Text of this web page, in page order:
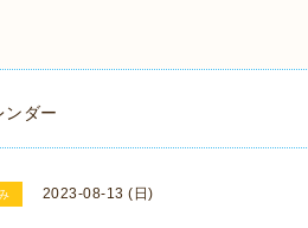
ンダー
2023-08-13 (日)